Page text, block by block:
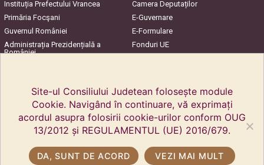
Instituția Prefectului Vrancea
Camera Deputaților
Primăria Focşani
E-Guvernare
Guvernul României
E-Formulare
Administrația Prezidențială a
României
Fonduri UE
Site-ul Consiliului Judetean folosește module
Cookie. Navigând în continuare, vă exprimați
acordul asupra folosirii cookie-urilor conform OUG
13/2012 și REGULAMENTUL (UE) 2016/679.
DA, SUNT DE ACORD VEZI MAI MULT